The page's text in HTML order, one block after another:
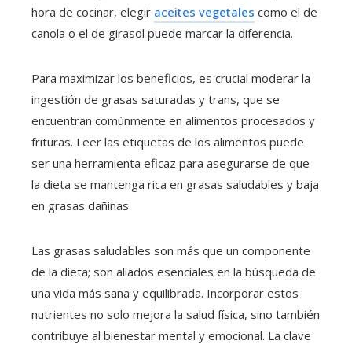
hora de cocinar, elegir aceites vegetales como el de
canola o el de girasol puede marcar la diferencia.
Para maximizar los beneficios, es crucial moderar la
ingestión de grasas saturadas y trans, que se
encuentran comúnmente en alimentos procesados y
frituras. Leer las etiquetas de los alimentos puede
ser una herramienta eficaz para asegurarse de que
la dieta se mantenga rica en grasas saludables y baja
en grasas dañinas.
Las grasas saludables son más que un componente
de la dieta; son aliados esenciales en la búsqueda de
una vida más sana y equilibrada. Incorporar estos
nutrientes no solo mejora la salud física, sino también
contribuye al bienestar mental y emocional. La clave